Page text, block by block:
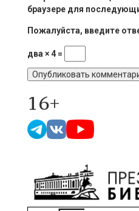
браузере для
Пожалуйста, введите
два × 4 =
16+